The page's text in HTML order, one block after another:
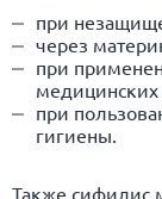
при
через
при
медицинских
при
гигиены.
Также сифилис